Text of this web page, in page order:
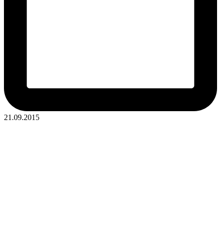
21.09.2015